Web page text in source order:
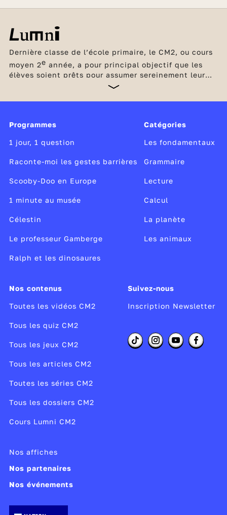
Dernière classe de l’école primaire, le CM2, ou cours
moyen 2e année, a pour principal objectif que les
élèves soient prêts pour assumer sereinement leur
future entrée au collège. Les bases en français et en
de calcul et de résolution de problèmes. Des
enseignements obligatoires à l'école élémentaire.
Programmes
1 jour, 1 question
Raconte-moi les gestes barrières
Scooby-Doo en Europe
1 minute au musée
Célestin
Le professeur Gamberge
Ralph et les dinosaures
Catégories
Les fondamentaux
Grammaire
Lecture
Calcul
La planète
Les animaux
Nos contenus
Toutes les vidéos CM2
Tous les quiz CM2
Tous les jeux CM2
Tous les articles CM2
Toutes les séries CM2
Tous les dossiers CM2
Cours Lumni CM2
Suivez-nous
Inscription Newsletter
Nos affiches
Nos partenaires
Nos événements